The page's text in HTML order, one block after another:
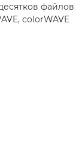
файлов
colorWAVE